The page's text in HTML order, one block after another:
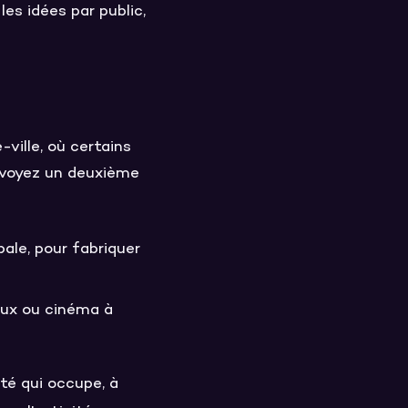
idées par public,
ville, où certains
un deuxième
pour fabriquer
ou cinéma à
qui occupe, à